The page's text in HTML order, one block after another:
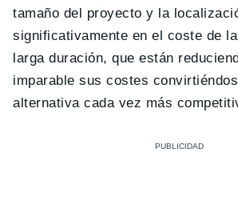
tamaño del proyecto y la
significativamente en el coste de
larga duración, que están
imparable sus costes
alternativa cada vez más